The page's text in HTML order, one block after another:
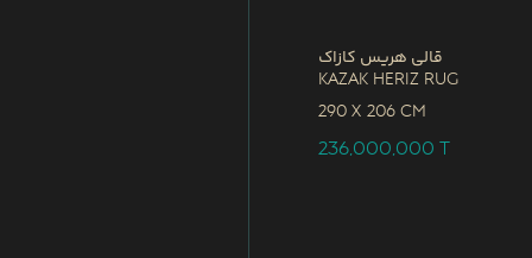
قالی هریس کازاک
Kazak Heriz Rug
290 x 206 CM
236,000,000T